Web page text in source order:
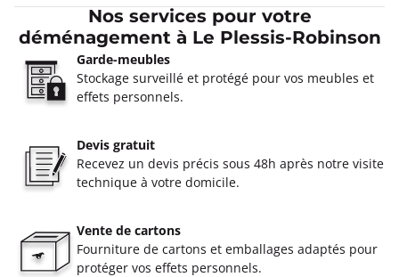
Nos services pour votre
déménagement à Le Plessis-Robinson
Garde-meubles
Stockage surveillé et protégé pour vos meubles et
effets personnels.
Devis gratuit
Recevez un devis précis sous 48h après notre visite
technique à votre domicile.
Vente de cartons
Fourniture de cartons et emballages adaptés pour
protéger vos effets personnels.